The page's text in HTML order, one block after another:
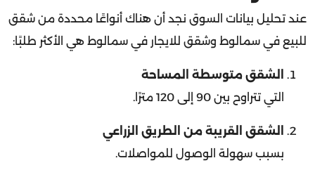
للبيع في سمالوط وشقق للايجار في سمالوط هي الأكثر طلبًا:
التي تتراوح بين 90 إلى 120 مترًا.
بسبب سهولة الوصول للمواصلات.